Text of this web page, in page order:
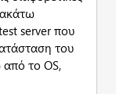
server που
του
το OS,